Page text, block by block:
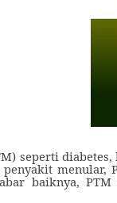
seperti
penyakit
baiknya,